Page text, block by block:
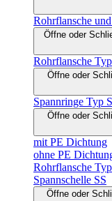
Rohrflansche
Öffne oder
Rohrflansche
Öffne oder
Spannringe Typ
Öffne oder
mit PE Dichtung
ohne PE
Rohrflansche
Spannschelle SS
Öffne oder